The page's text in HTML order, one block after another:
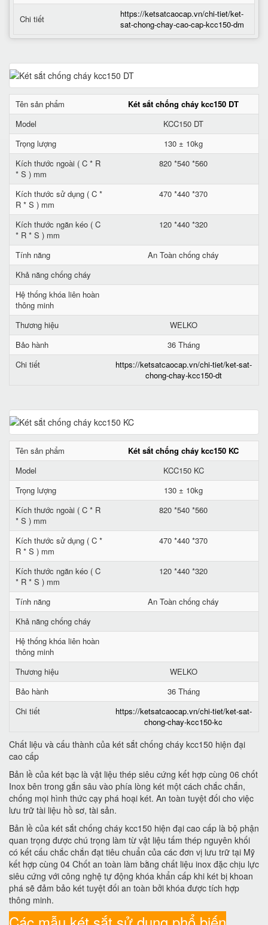
Chi tiết
https://ketsatcaocap.vn/chi-tiet/ket-
sat-chong-chay-cao-cap-kcc150-dm
Tên sản phẩm
Két sắt chống cháy kcc150 DT
Model
KCC150 DT
Trọng lượng
130 ± 10kg
Kích thước ngoài ( C * R
* S ) mm
820 *540 *560
Kích thước sử dụng ( C *
R * S ) mm
470 *440 *370
Kích thước ngăn kéo ( C
* R * S ) mm
120 *440 *320
Tính năng
An Toàn chống cháy
Khả năng chống cháy
Hệ thống khóa liên hoàn
thông minh
Thương hiệu
WELKO
Bảo hành
36 Tháng
Chi tiết
https://ketsatcaocap.vn/chi-tiet/ket-sat-
chong-chay-kcc150-dt
Tên sản phẩm
Két sắt chống cháy kcc150 KC
Model
KCC150 KC
Trọng lượng
130 ± 10kg
Kích thước ngoài ( C * R
* S ) mm
820 *540 *560
Kích thước sử dụng ( C *
R * S ) mm
470 *440 *370
Kích thước ngăn kéo ( C
* R * S ) mm
120 *440 *320
Tính năng
An Toàn chống cháy
Khả năng chống cháy
Hệ thống khóa liên hoàn
thông minh
Thương hiệu
WELKO
Bảo hành
36 Tháng
Chi tiết
https://ketsatcaocap.vn/chi-tiet/ket-sat-
chong-chay-kcc150-kc
Chất liệu và cấu thành của két sắt chống cháy kcc150 hiện đại
cao cấp
Bản lề của két bạc là vật liệu thép siêu cứng kết hợp cùng 06 chốt
Inox bên trong gắn sâu vào phía lòng két một cách chắc chắn,
chống mọi hình thức cạy phá hoại két. An toàn tuyệt đối cho việc
lưu trữ tài liệu hồ sơ, tài sản.
Bản lề của két sắt chống cháy kcc150 hiện đại cao cấp là bộ phận
quan trọng được chú trọng làm từ vật liệu tấm thép nguyên khối
có kết cấu chắc chắn đạt tiêu chuẩn của các đơn vị lưu trữ tại Mỹ
kết hợp cùng 04 Chốt an toàn làm bằng chất liệu inox đặc chịu lực
siêu cứng với công nghệ tự động khóa khẩn cấp khi két bị khoan
phá sẽ đảm bảo két tuyệt đối an toàn bởi khóa được tích hợp
thông minh.